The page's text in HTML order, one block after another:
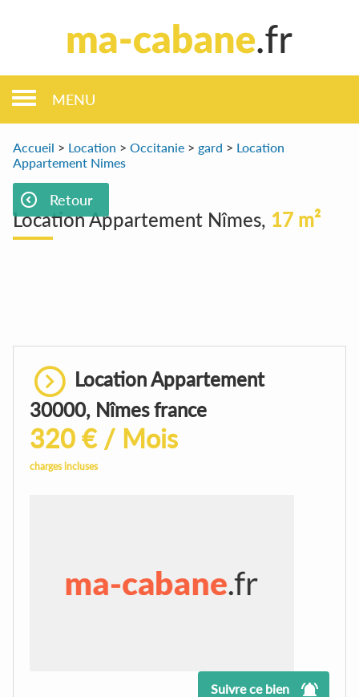
MENU
Accueil > Location > Occitanie > gard > Location
Appartement Nimes
Retour
Location Appartement Nîmes, 17 m²
Location Appartement
30000, Nîmes france
320 € / Mois
charges incluses
Suivre ce bien